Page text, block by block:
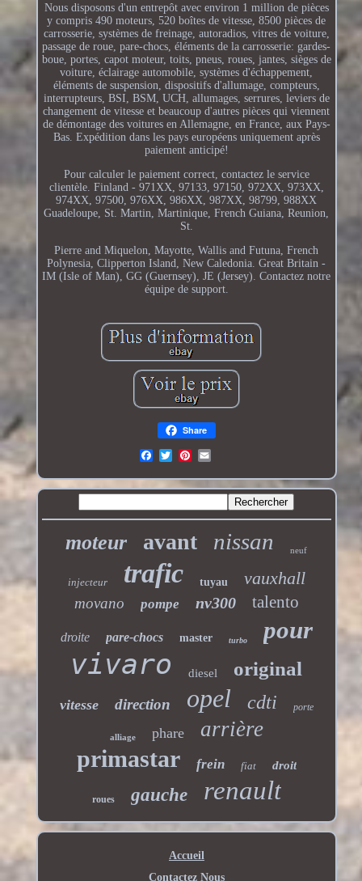
Nous disposons d'un entrepôt avec environ 1 million de pièces
y compris 490 moteurs, 520 boîtes de vitesse, 8500 pièces de
carrosserie, systèmes de freinage, autoradios, vitres de voiture,
passage de roue, pare-chocs, éléments de la carrosserie: gardes-
boue, portes, capot moteur, toits, pneus, roues, jantes, sièges de
voiture, éclairage automobile, systèmes d'échappement,
éléments de suspension, dispositifs d'allumage, compteurs,
interrupteurs, BSI, BSM, UCH, allumages, serrures, leviers de
changement de vitesse et beaucoup d'autres pièces qui viennent
de démontage des voitures en Allemagne, en France, aux Pays-
Bas. Expédition dans les pays européens uniquement après
paiement anticipé!
Pour calculer le paiement correct, contactez le service
clientèle. Finland - 971XX, 97133, 97150, 972XX, 973XX,
974XX, 97500, 976XX, 986XX, 987XX, 98799, 988XX
Guadeloupe, St. Martin, Martinique, French Guiana, Reunion,
St.
Pierre and Miquelon, Mayotte, Wallis and Futuna, French
Polynesia, Clipperton Island, New Caledonia. Great Britain -
IM (Isle of Man), GG (Guernsey), JE (Jersey). Contactez notre
équipe de support.
Share
moteur avant nissan neuf
injecteur trafic tuyau vauxhall
movano pompe nv300 talento
droite pare-chocs master turbo pour
vivaro diesel original
vitesse direction opel cdti porte
alliage phare arrière
primastar frein fiat droit
roues gauche renault
Accueil
Contactez Nous